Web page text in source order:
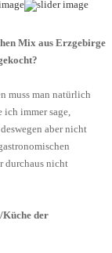
Mix aus Erzgebirge
muss man natürlich
immer sage,
aber nicht
durchaus nicht
der